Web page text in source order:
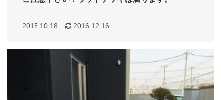
2015.10.18 2016.12.16